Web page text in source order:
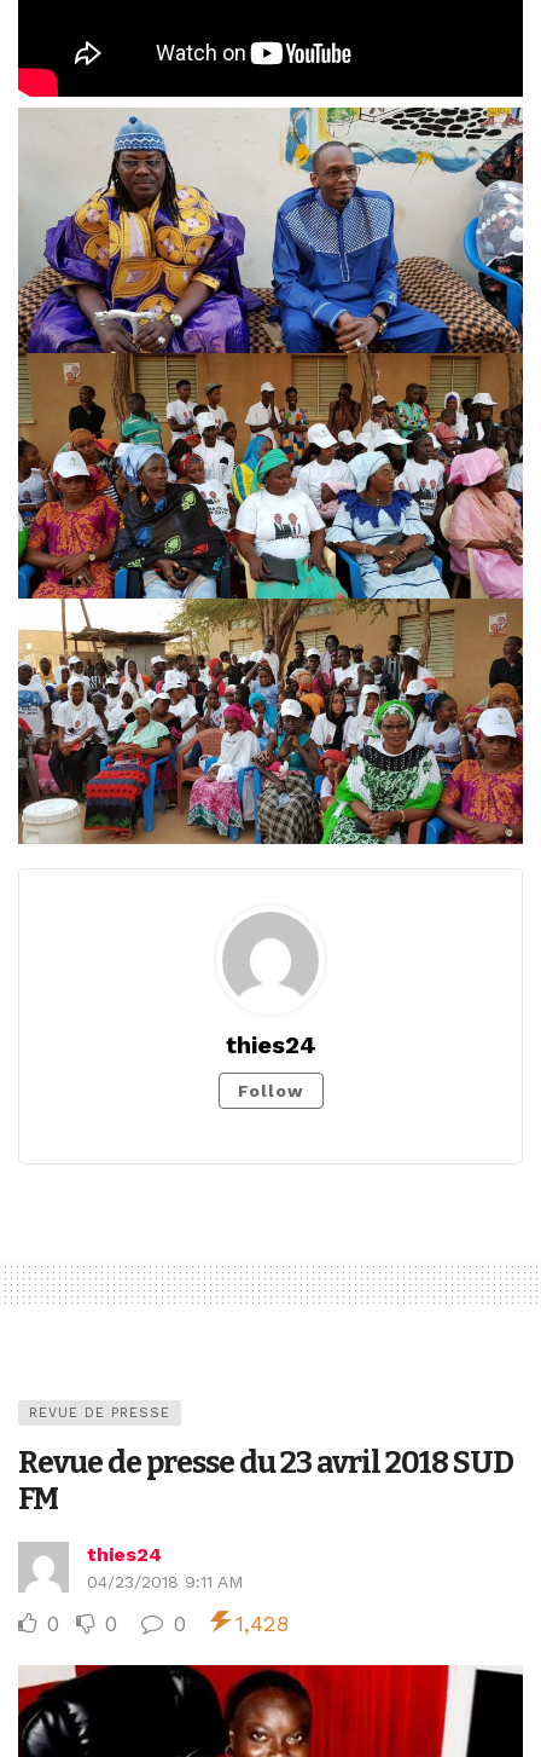
thies24
Follow
REVUE DE PRESSE
Revue de presse du 23 avril 2018 SUD
FM
thies24
04/23/2018 9:11 AM
0 0 0 1,428